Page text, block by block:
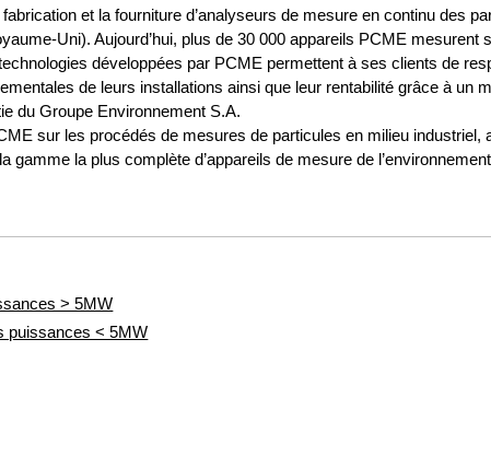
et la fourniture d’analyseurs de mesure en continu des
Uni). Aujourd’hui, plus de 30 000 appareils PCME
développées par PCME permettent à ses clients de
de leurs installations ainsi que leur rentabilité grâce à un
du Groupe Environnement S.A.
sur les procédés de mesures de particules en milieu
gamme la plus complète d’appareils de mesure de
> 5MW
puissances < 5MW